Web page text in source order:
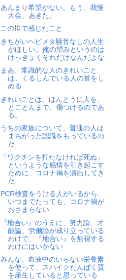
あんまり希望がない。もう、我慢
大会、あきた。
この世で感じたこと
きちがいヘビメタ騒音なしの人生
がほしい。俺の望みというのは
けっきょくそれだけなんだよな
まあ、常識的な人のきれいごと
は、くるしんでいる人の首をし
める
きれいごとは、ほんとうに人を、
とことんまで、傷つけるのであ
る。
うちの家族について、普通の人は
まちがった認識をもっているの
だ
「ワクチンを打たなければ死ぬ」
というような感情を引き起こす
ために、コロナ禍を演出してき
た
PCR検査をうける人がいるから、
いつまでたっても、コロナ禍が
おさまらない
『地合い』のうえに、努力論、才
能論、労働論が成り立っている
わけで、『地合い』を無視する
わけにはいかない
みんな、血液中のいらない栄養素
を使って、スパイクたんぱく質
を産生していると思っている